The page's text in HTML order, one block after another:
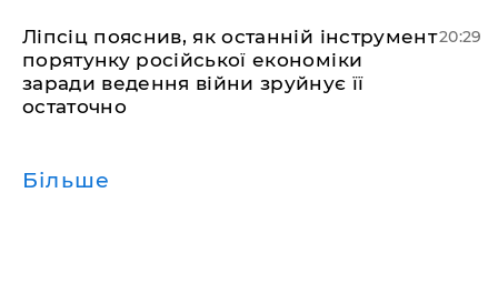
​Ліпсіц пояснив, як останній інструмент
порятунку російської економіки
заради ведення війни зруйнує її
остаточно
20:29
Більше